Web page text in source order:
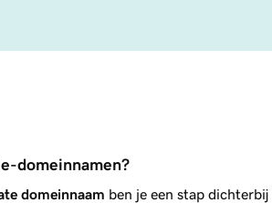
domeinnamen?
domeinnaam ben je een stap dichterbij